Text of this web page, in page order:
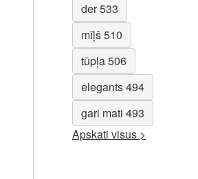
der 533
mīļš 510
tūpļa 506
elegants 494
gari mati 493
Apskati visus >